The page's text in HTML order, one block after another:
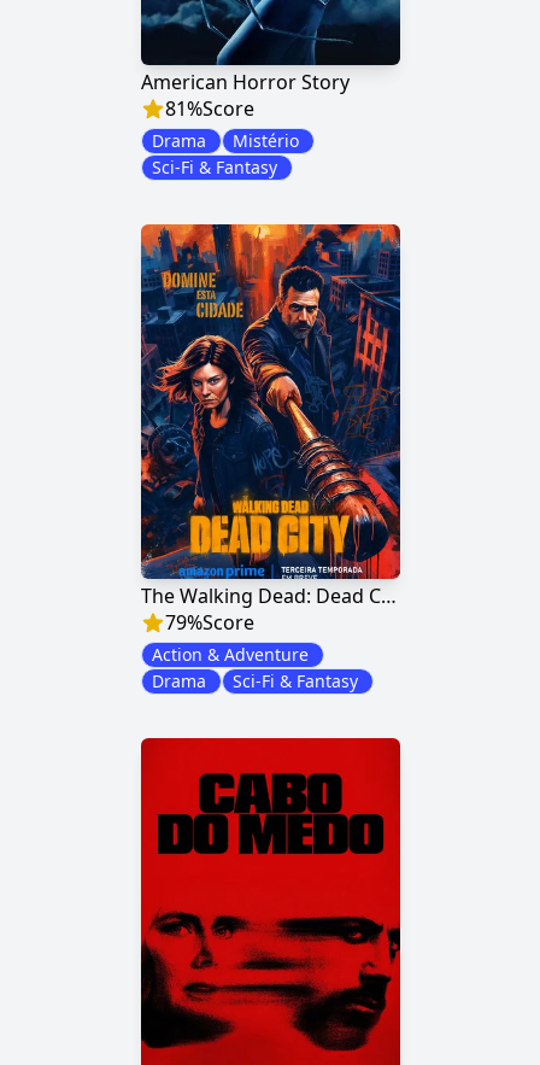
American Horror Story
81%Score
Drama
Mistério
Sci-Fi & Fantasy
The Walking Dead: Dead City
79%Score
Action & Adventure
Drama
Sci-Fi & Fantasy